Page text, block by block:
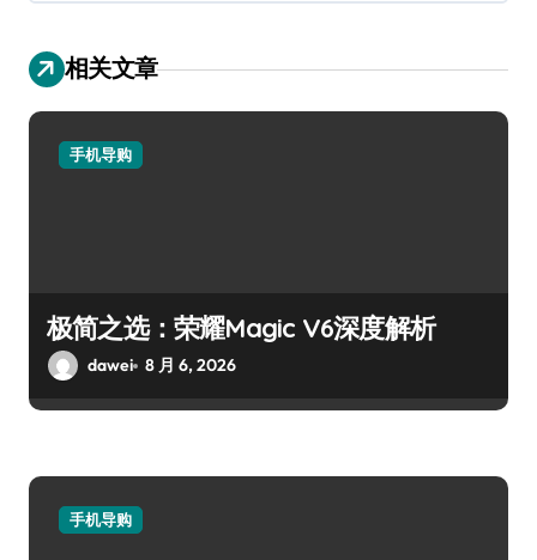
相关文章
手机导购
极简之选：荣耀Magic V6深度解析
dawei 8 月 6, 2026
手机导购